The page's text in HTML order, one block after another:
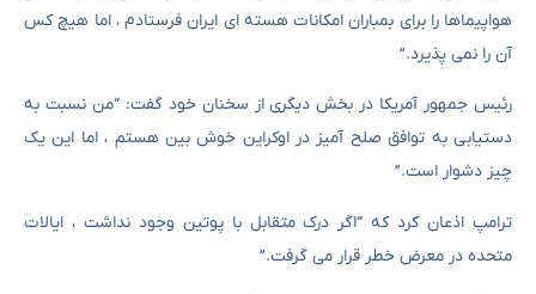
هواپیماها را برای بمباران امکانات هسته ای ایران فرستادم ، اما هیچ کس
آن را نمی پذیرد.”
رئیس جمهور آمریکا در بخش دیگری از سخنان خود گفت: “من نسبت به
دستیابی به توافق صلح آمیز در اوکراین خوش بین هستم ، اما این یک
چیز دشوار است.”
ترامپ اذعان کرد که “اگر درک متقابل با پوتین وجود نداشت ، ایالات
متحده در معرض خطر قرار می گرفت.”